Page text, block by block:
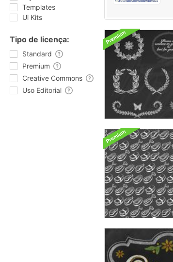
Templates
Ui Kits
Tipo de licença:
Standard
Premium
Creative Commons
Uso Editorial